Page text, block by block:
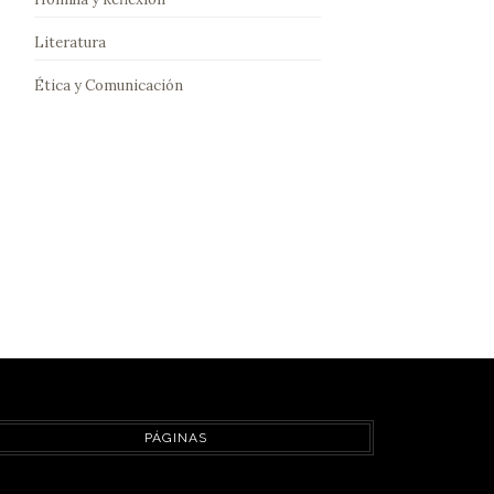
Literatura
Ética y Comunicación
PÁGINAS